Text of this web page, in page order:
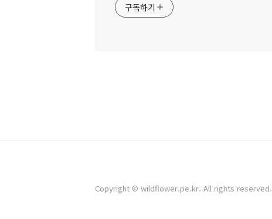
구독하기
Copyright © wildflower.pe.kr. All rights reserved.